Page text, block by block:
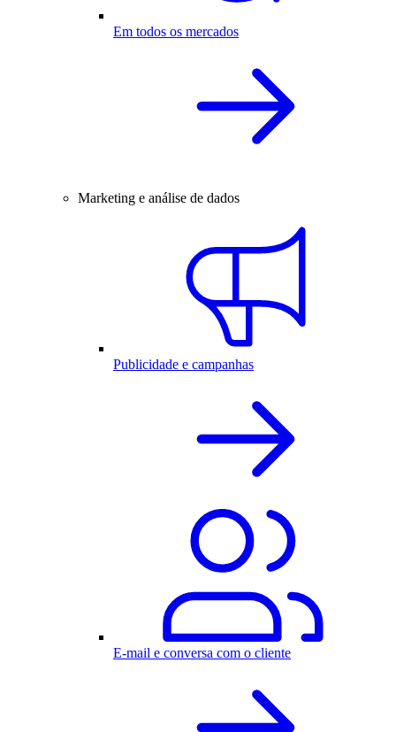
Em todos os mercados
Marketing e análise de dados
Publicidade e campanhas
E-mail e conversa com o cliente